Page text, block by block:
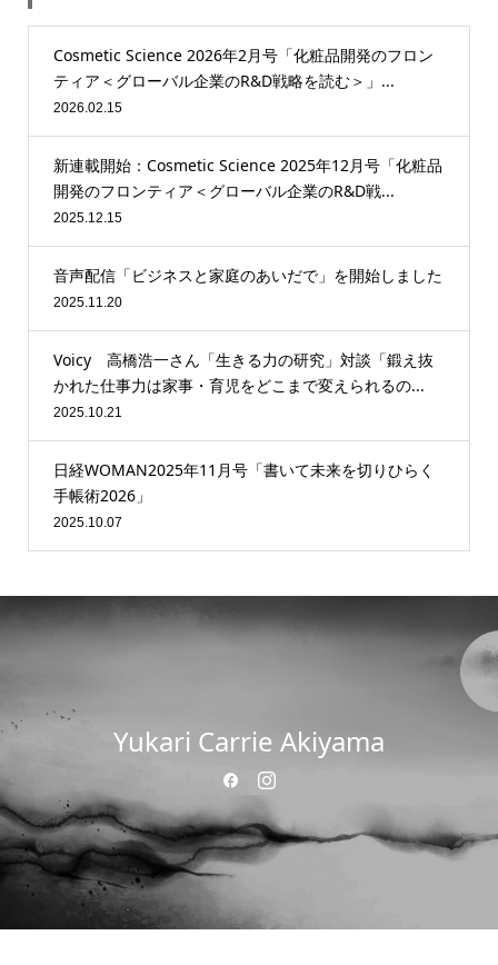
Cosmetic Science 2026年2月号「化粧品開発のフロン
ティア＜グローバル企業のR&D戦略を読む＞」...
2026.02.15
新連載開始：Cosmetic Science 2025年12月号「化粧品
開発のフロンティア＜グローバル企業のR&D戦...
2025.12.15
音声配信「ビジネスと家庭のあいだで」を開始しました
2025.11.20
Voicy 高橋浩一さん「生きる力の研究」対談「鍛え抜
かれた仕事力は家事・育児をどこまで変えられるの...
2025.10.21
日経WOMAN2025年11月号「書いて未来を切りひらく
手帳術2026」
2025.10.07
Yukari Carrie Akiyama